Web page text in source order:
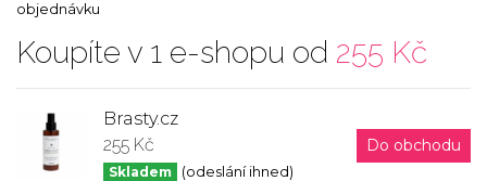
objednávku
Koupíte v 1 e-shopu od 255 Kč
Brasty.cz
255 Kč
Skladem (odeslání ihned)
Do obchodu